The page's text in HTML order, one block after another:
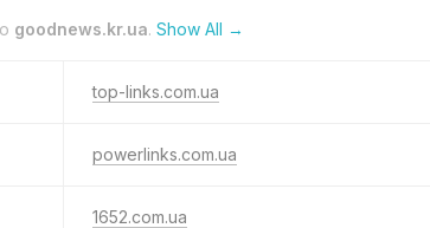
goodnews.kr.ua. Show All →
top-links.com.ua
powerlinks.com.ua
1652.com.ua